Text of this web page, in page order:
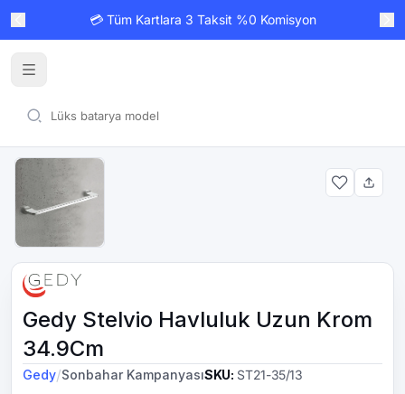
💳 Tüm Kartlara 3 Taksit %0 Komisyon
Gedy Stelvio Havluluk Uzun Krom
34.9Cm
Gedy/Sonbahar KampanyasıSKU: ST21-35/13